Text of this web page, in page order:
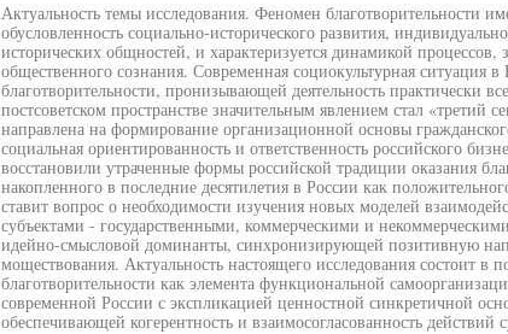
Актуальность темы исследования. Феномен благотворительности
обусловленность социально-исторического развития,
исторических общностей, и характеризуется динамикой процессов,
общественного сознания. Современная социокультурная ситуация
благотворительности, пронизывающей деятельность практически
постсоветском пространстве значительным явлением стал «третий
направлена на формирование организационной основы
социальная ориентированность и ответственность российского
восстановили утраченные формы российской традиции оказания
накопленного в последние десятилетия в России как
ставит вопрос о необходимости изучения новых моделей
субъектами - государственными, коммерческими и
идейно-смысловой доминанты, синхронизирующей позитивную
моществования. Актуальность настоящего исследования состоит в
благотворительности как элемента функциональной
современной России с экспликацией ценностной синкретичной
обеспечивающей когерентность и взаимосогласованность действий